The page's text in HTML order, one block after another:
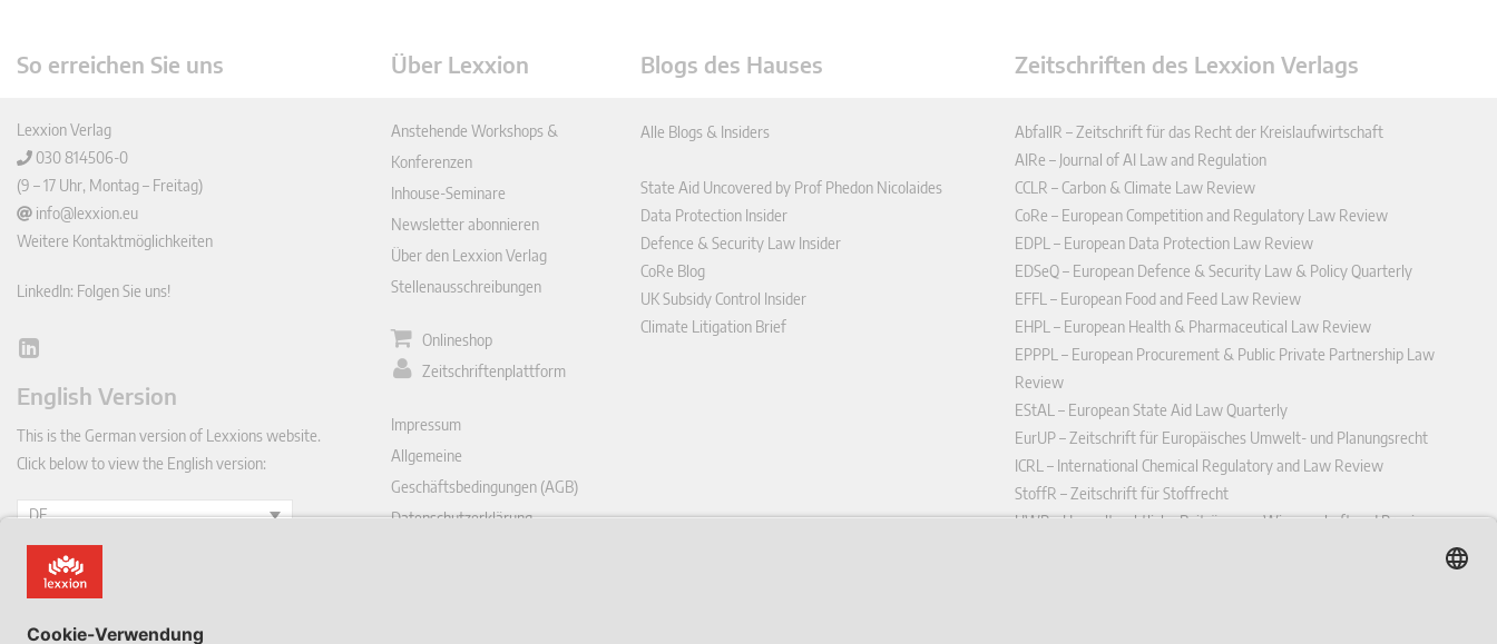
So erreichen Sie uns
Lexxion Verlag
030 814506-0
(9 – 17 Uhr, Montag – Freitag)
info@lexxion.eu
Weitere Kontaktmöglichkeiten
LinkedIn: Folgen Sie uns!
Lin
In
English Version
This is the German version of Lexxions website.
Click below to view the English version:
DE
Über Lexxion
Anstehende Workshops &
Konferenzen
Inhouse-Seminare
Newsletter abonnieren
Über den Lexxion Verlag
Stellenausschreibungen
Onlineshop
Zeitschriftenplattform
Impressum
Allgemeine
Geschäftsbedingungen (AGB)
Datenschutzerklärung
Blogs des Hauses
Alle Blogs & Insiders
State Aid Uncovered by Prof Phedon Nicolaides
Data Protection Insider
Defence & Security Law Insider
CoRe Blog
UK Subsidy Control Insider
Climate Litigation Brief
Zeitschriften des Lexxion Verlags
AbfallR – Zeitschrift für das Recht der Kreislaufwirtschaft
AIRe – Journal of AI Law and Regulation
CCLR – Carbon & Climate Law Review
CoRe – European Competition and Regulatory Law Review
EDPL – European Data Protection Law Review
EDSeQ – European Defence & Security Law & Policy Quarterly
EFFL – European Food and Feed Law Review
EHPL – European Health & Pharmaceutical Law Review
EPPPL – European Procurement & Public Private Partnership Law
Review
EStAL – European State Aid Law Quarterly
EurUP – Zeitschrift für Europäisches Umwelt- und Planungsrecht
ICRL – International Chemical Regulatory and Law Review
StoffR – Zeitschrift für Stoffrecht
UWP – Umweltrechtliche Beiträge aus Wissenschaft und Praxis